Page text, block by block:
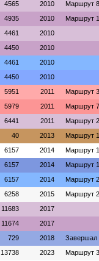
4565 2010 Маршрут
4935 2010 Маршрут
4461 2010
4450 2010
4461 2010
4450 2010
5951 2011 Маршрут
5979 2011 Маршрут
6441 2011 Маршрут
40 2013 Маршрут
6157 2014 Маршрут 1
6157 2014 Маршрут 1
6157 2014 Маршрут
6258 2015 Маршрут
11683 2017
11674 2017
729 2018 Завершал
13738 2023 Маршрут